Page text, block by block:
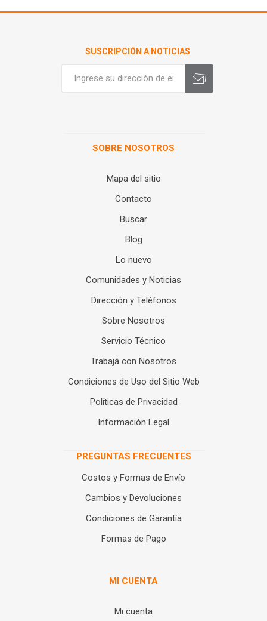
SUSCRIPCIÓN A NOTICIAS
SOBRE NOSOTROS
Mapa del sitio
Contacto
Buscar
Blog
Lo nuevo
Comunidades y Noticias
Dirección y Teléfonos
Sobre Nosotros
Servicio Técnico
Trabajá con Nosotros
Condiciones de Uso del Sitio Web
Políticas de Privacidad
Información Legal
PREGUNTAS FRECUENTES
Costos y Formas de Envío
Cambios y Devoluciones
Condiciones de Garantía
Formas de Pago
MI CUENTA
Mi cuenta